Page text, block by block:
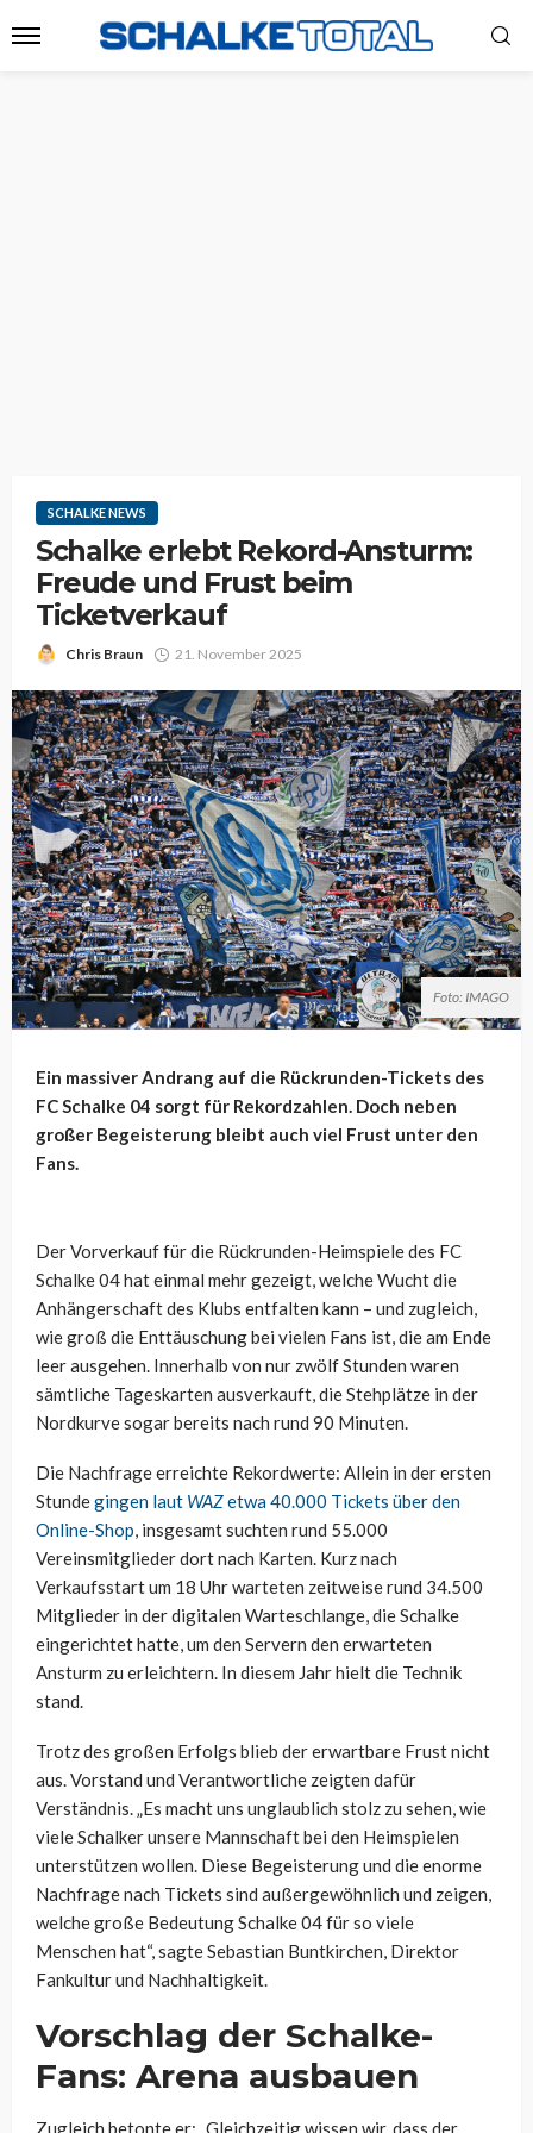
SCHALKE NEWS
Schalke erlebt Rekord-Ansturm:
Freude und Frust beim
Ticketverkauf
Chris Braun 21. November 2025
Foto: IMAGO
Ein massiver Andrang auf die Rückrunden-Tickets des
FC Schalke 04 sorgt für Rekordzahlen. Doch neben
großer Begeisterung bleibt auch viel Frust unter den
Fans.
Der Vorverkauf für die Rückrunden-Heimspiele des FC
Schalke 04 hat einmal mehr gezeigt, welche Wucht die
Anhängerschaft des Klubs entfalten kann – und zugleich,
wie groß die Enttäuschung bei vielen Fans ist, die am Ende
leer ausgehen. Innerhalb von nur zwölf Stunden waren
sämtliche Tageskarten ausverkauft, die Stehplätze in der
Nordkurve sogar bereits nach rund 90 Minuten.
Die Nachfrage erreichte Rekordwerte: Allein in der ersten
Stundegingen laut WAZetwa 40.000 Tickets über den
Online-Shop, insgesamt suchten rund 55.000
Vereinsmitglieder dort nach Karten. Kurz nach
Verkaufsstart um 18 Uhr warteten zeitweise rund 34.500
Mitglieder in der digitalen Warteschlange, die Schalke
eingerichtet hatte, um den Servern den erwarteten
Ansturm zu erleichtern. In diesem Jahr hielt die Technik
stand.
Trotz des großen Erfolgs blieb der erwartbare Frust nicht
aus. Vorstand und Verantwortliche zeigten dafür
Verständnis. „Es macht uns unglaublich stolz zu sehen, wie
viele Schalker unsere Mannschaft bei den Heimspielen
unterstützen wollen. Diese Begeisterung und die enorme
Nachfrage nach Tickets sind außergewöhnlich und zeigen,
welche große Bedeutung Schalke 04 für so viele
Menschen hat“, sagte Sebastian Buntkirchen, Direktor
Fankultur und Nachhaltigkeit.
Vorschlag der Schalke-
Fans: Arena ausbauen
Zugleich betonte er: „Gleichzeitig wissen wir, dass der